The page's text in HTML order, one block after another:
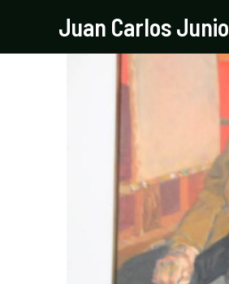
Juan Carlos Junio
de